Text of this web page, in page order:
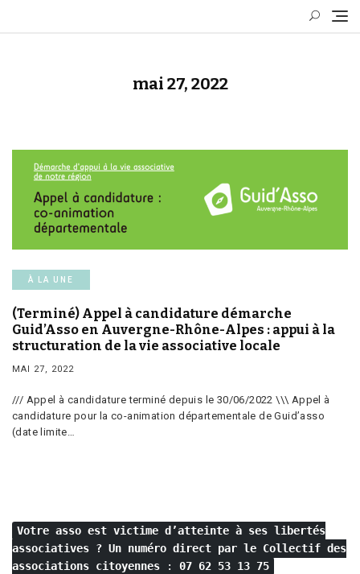
mai 27, 2022
À LA UNE
(Terminé) Appel à candidature démarche
Guid’Asso en Auvergne-Rhône-Alpes : appui à la
structuration de la vie associative locale
MAI 27, 2022
/// Appel à candidature terminé depuis le 30/06/2022 \\\ Appel à
candidature pour la co-animation départementale de Guid’asso
(date limite…
Votre asso est victime d’atteinte à ses libertés
associatives ? Un numéro direct par le Collectif des
associations citoyennes : 07 62 53 13 75